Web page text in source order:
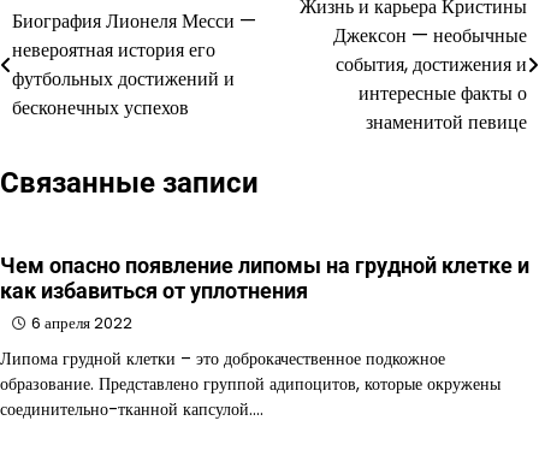
Навигация
по
записям
Биография Лионеля Месси —
невероятная история его
футбольных достижений и
бесконечных успехов
Жизнь и карьера Кристины
Джексон — необычные
события, достижения и
интересные факты о
знаменитой певице
Связанные записи
Чем опасно появление липомы на грудной клетке и
как избавиться от уплотнения
6 апреля 2022
Липома грудной клетки – это доброкачественное подкожное
образование. Представлено группой адипоцитов, которые окружены
соединительно-тканной капсулой.…